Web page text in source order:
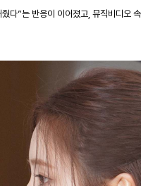
다”는 반응이 이어졌고, 뮤직비디오